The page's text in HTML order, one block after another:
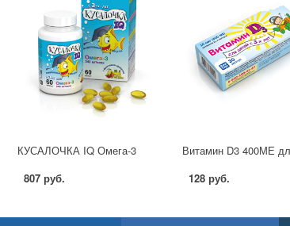
КУСАЛОЧКА IQ Омега-3
807 руб.
128 руб.